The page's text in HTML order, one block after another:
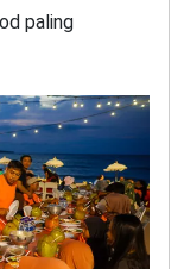
paling